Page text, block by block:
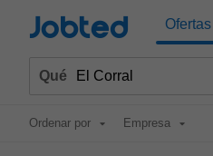
Jobted
Qué
Ordenar por Empresa